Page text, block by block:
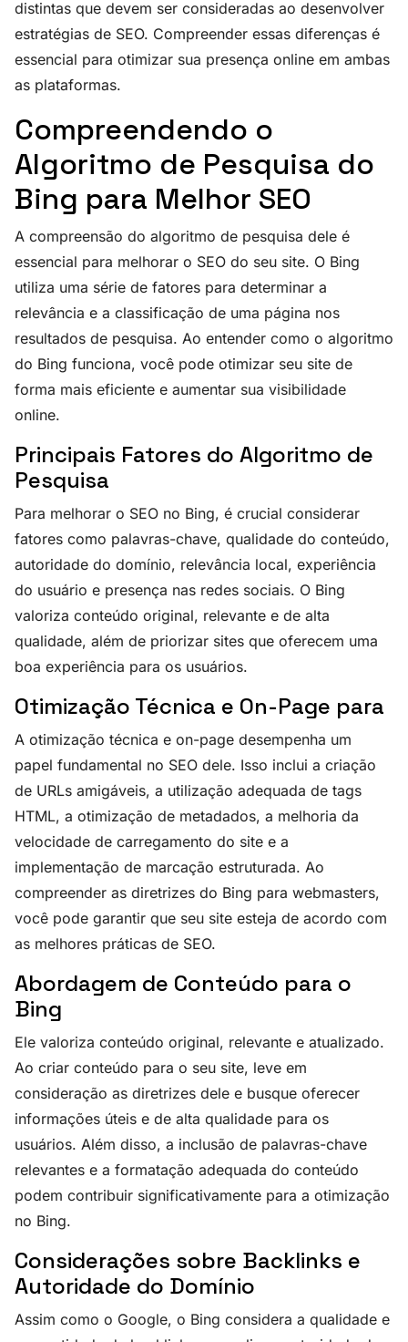
distintas que devem ser consideradas ao desenvolver
estratégias de SEO. Compreender essas diferenças é
essencial para otimizar sua presença online em ambas
as plataformas.
Compreendendo o
Algoritmo de Pesquisa do
Bing para Melhor SEO
A compreensão do algoritmo de pesquisa dele é
essencial para melhorar o SEO do seu site. O Bing
utiliza uma série de fatores para determinar a
relevância e a classificação de uma página nos
resultados de pesquisa. Ao entender como o algoritmo
do Bing funciona, você pode otimizar seu site de
forma mais eficiente e aumentar sua visibilidade
online.
Principais Fatores do Algoritmo de
Pesquisa
Para melhorar o SEO no Bing, é crucial considerar
fatores como palavras-chave, qualidade do conteúdo,
autoridade do domínio, relevância local, experiência
do usuário e presença nas redes sociais. O Bing
valoriza conteúdo original, relevante e de alta
qualidade, além de priorizar sites que oferecem uma
boa experiência para os usuários.
Otimização Técnica e On-Page para
A otimização técnica e on-page desempenha um
papel fundamental no SEO dele. Isso inclui a criação
de URLs amigáveis, a utilização adequada de tags
HTML, a otimização de metadados, a melhoria da
velocidade de carregamento do site e a
implementação de marcação estruturada. Ao
compreender as diretrizes do Bing para webmasters,
você pode garantir que seu site esteja de acordo com
as melhores práticas de SEO.
Abordagem de Conteúdo para o
Bing
Ele valoriza conteúdo original, relevante e atualizado.
Ao criar conteúdo para o seu site, leve em
consideração as diretrizes dele e busque oferecer
informações úteis e de alta qualidade para os
usuários. Além disso, a inclusão de palavras-chave
relevantes e a formatação adequada do conteúdo
podem contribuir significativamente para a otimização
no Bing.
Considerações sobre Backlinks e
Autoridade do Domínio
Assim como o Google, o Bing considera a qualidade e